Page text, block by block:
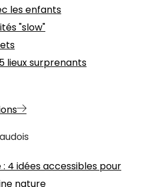
les enfants
"slow"
lieux surprenants
: 4 idées accessibles pour
nature